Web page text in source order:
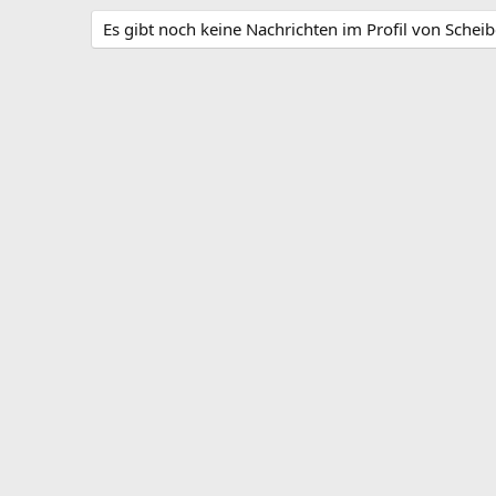
Es gibt noch keine Nachrichten im Profil von